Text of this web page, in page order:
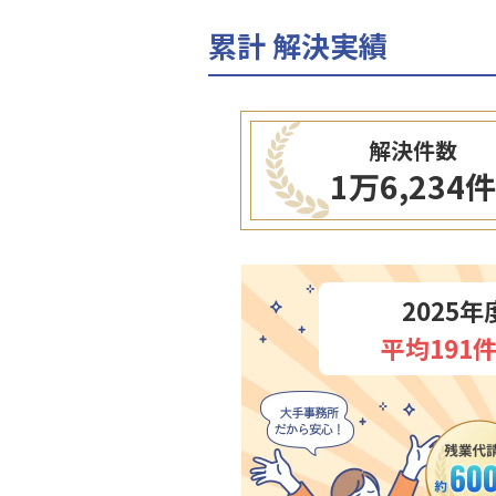
累計 解決実績
解決件数
1万6,234件
2025年
平均191